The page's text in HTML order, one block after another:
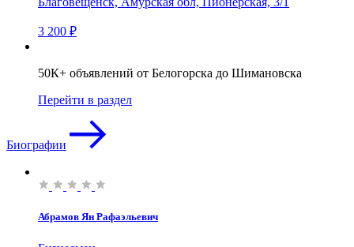
3 200 ₽
50К+ объявлений от Белогорска до Шимановска
Перейти в раздел
Биографии
Абрамов Ян Рафаэльевич